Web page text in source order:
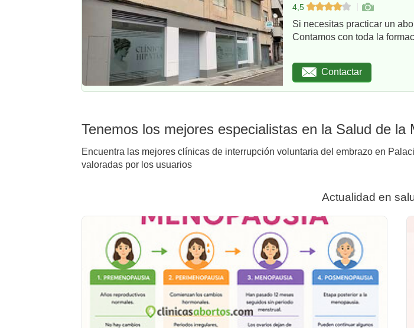
4,5
Si necesitas practicar un
Contamos con toda la
Contactar
Tenemos los mejores especialistas en la Salud de la
Encuentra las mejores clínicas de interrupción voluntaria del embrazo en
valoradas por los usuarios
Actualidad en